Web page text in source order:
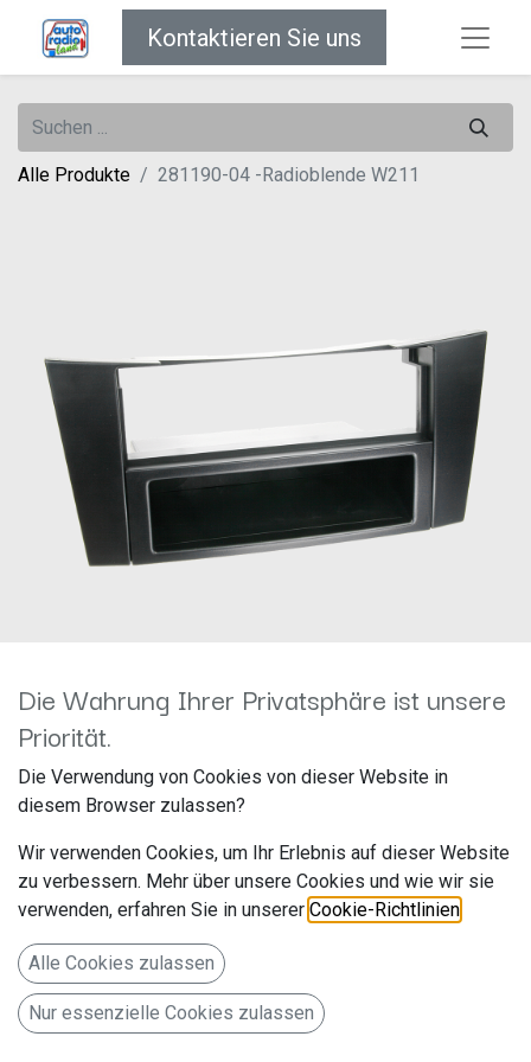
Kontaktieren Sie uns
Alle Produkte 281190-04 -Radioblende W211
281190-04 -Radioblende W211
Hersteller: ACV
Artikelnummer: 281190-04
Straßburger Allee 10-12
41812 Erkelenz
Deutschland www.acvgmbh.de
Radioblende 2-DIN mit Fach Mercedes
Die Wahrung Ihrer Privatsphäre ist unsere
Priorität.
Die Verwendung von Cookies von dieser Website in
diesem Browser zulassen?
Wir verwenden Cookies, um Ihr Erlebnis auf dieser Website
zu verbessern. Mehr über unsere Cookies und wie wir sie
verwenden, erfahren Sie in unserer Cookie-Richtlinien
Alle Cookies zulassen
Nur essenzielle Cookies zulassen